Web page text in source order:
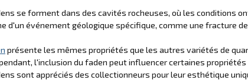
se forment dans des cavités rocheuses, où les conditions
d'un événement géologique spécifique, comme une fracture
présente les mêmes propriétés que les autres variétés de
l'inclusion du faden peut influencer certaines
sont appréciés des collectionneurs pour leur esthétique